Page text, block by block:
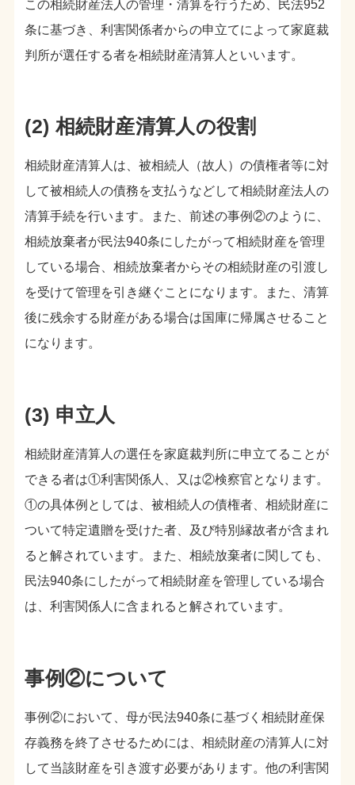
この相続財産法人の管理・清算を行うため、民法952
条に基づき、利害関係者からの申立てによって家庭裁
判所が選任する者を相続財産清算人といいます。
(2) 相続財産清算人の役割
相続財産清算人は、被相続人（故人）の債権者等に対
して被相続人の債務を支払うなどして相続財産法人の
清算手続を行います。また、前述の事例②のように、
相続放棄者が民法940条にしたがって相続財産を管理
している場合、相続放棄者からその相続財産の引渡し
を受けて管理を引き継ぐことになります。また、清算
後に残余する財産がある場合は国庫に帰属させること
になります。
(3) 申立人
相続財産清算人の選任を家庭裁判所に申立てることが
できる者は①利害関係人、又は②検察官となります。
①の具体例としては、被相続人の債権者、相続財産に
ついて特定遺贈を受けた者、及び特別縁故者が含まれ
ると解されています。また、相続放棄者に関しても、
民法940条にしたがって相続財産を管理している場合
は、利害関係人に含まれると解されています。
事例②について
事例②において、母が民法940条に基づく相続財産保
存義務を終了させるためには、相続財産の清算人に対
して当該財産を引き渡す必要があります。他の利害関